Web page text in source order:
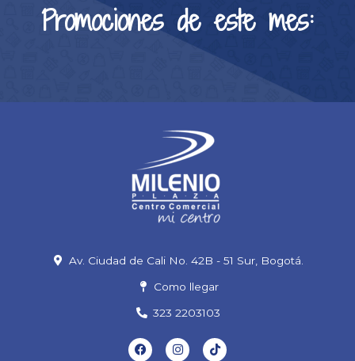
Promociones de este mes:
Av. Ciudad de Cali No. 42B - 51 Sur, Bogotá.
Como llegar
323 2203103
F
a
I
n
T
i